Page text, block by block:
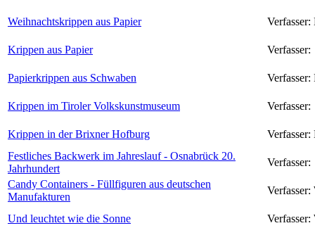
Weihnachtskrippen aus Papier Verfasser:
Krippen aus Papier Verfasser:
Papierkrippen aus Schwaben Verfasser:
Krippen im Tiroler Volkskunstmuseum Verfasser:
Krippen in der Brixner Hofburg Verfasser:
Festliches Backwerk im Jahreslauf - Osnabrück 20.
Jahrhundert
Verfasser:
Candy Containers - Füllfiguren aus deutschen
Manufakturen
Verfasser:
Und leuchtet wie die Sonne Verfasser: